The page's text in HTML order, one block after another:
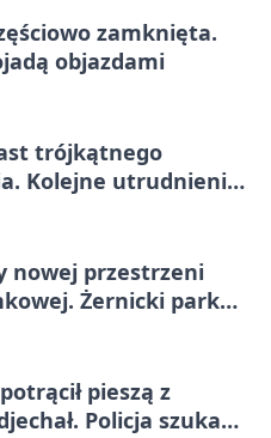
zamknięta.
objazdami
trójkątnego
Kolejne utrudnienia
nowej przestrzeni
Żernicki park
pieszą z
Policja szuka